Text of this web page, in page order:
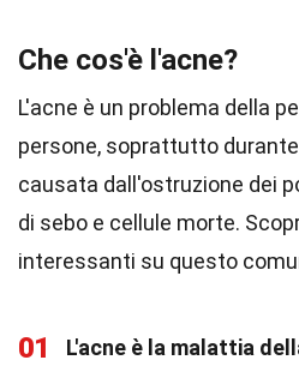
Che cos'è l'acne?
L'acne è un problema della
persone, soprattutto
causata dall'ostruzione dei
di sebo e cellule morte.
interessanti su questo
01 L'acne è la malattia